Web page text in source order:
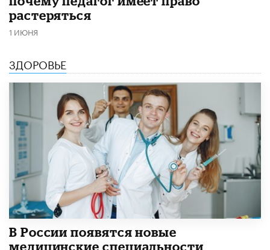
растеряться
1 ИЮНЯ
ЗДОРОВЬЕ
В России появятся новые
медицинские специальности